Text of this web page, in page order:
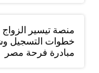
خطوات التسجيل
مبادرة فرحة مصر